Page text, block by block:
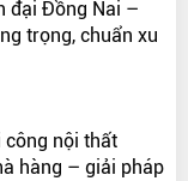
nhanh chóng khi
những giảm thời
chùi cũng rất đơn
đại Đồng Nai –
trọng, chuẩn xu
công nội thất
hàng – giải pháp